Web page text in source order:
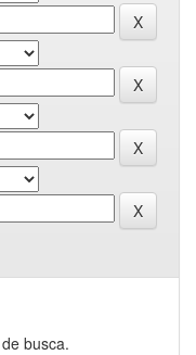
busca.